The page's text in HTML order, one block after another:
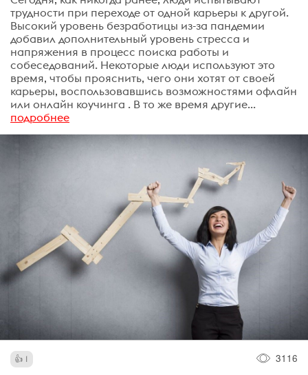
трудности при переходе от одной карьеры к другой.
Высокий уровень безработицы из-за пандемии
добавил дополнительный уровень стресса и
напряжения в процесс поиска работы и
собеседований. Некоторые люди используют это
время, чтобы прояснить, чего они хотят от своей
карьеры, воспользовавшись возможностями офлайн
или онлайн коучинга . В то же время другие...
подробнее
1 3116